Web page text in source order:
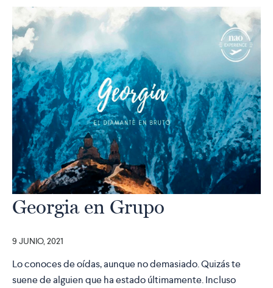
Georgia en Grupo
9 JUNIO, 2021
Lo conoces de oídas, aunque no demasiado. Quizás te
suene de alguien que ha estado últimamente. Incluso